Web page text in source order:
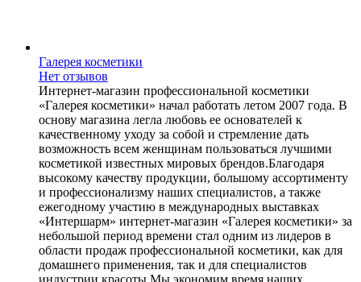
Галерея косметики
Нет отзывов
Интернет-магазин профессиональной косметики
«Галерея косметики» начал работать летом 2007 года. В
основу магазина легла любовь ее основателей к
качественному уходу за собой и стремление дать
возможность всем женщинам пользоваться лучшими
косметикой известных мировых брендов.Благодаря
высокому качеству продукции, большому ассортименту
и профессионализму наших специалистов, а также
ежегодному участию в международных выставках
«Интершарм» интернет-магазин «Галерея косметики» за
небольшой период времени стал одним из лидеров в
области продаж профессиональной косметики, как для
домашнего применения, так и для специалистов
индустрии красоты.Мы экономим время наших